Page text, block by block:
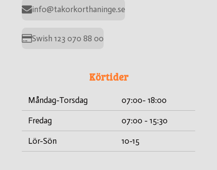
info@takorkorthaninge.se
Swish 123 070 88 00
Körtider
Måndag-Torsdag 07:00- 18:00
Fredag 07:00 - 15:30
Lör-Sön 10-15